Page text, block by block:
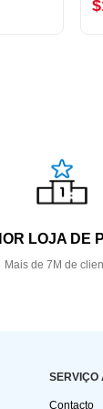
LOJA DE
Mais de 7M de
SERVIÇO
Contacto